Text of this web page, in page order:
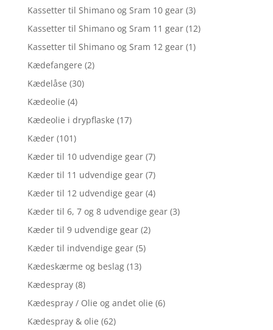
Kassetter til Shimano og Sram 10 gear (3)
Kassetter til Shimano og Sram 11 gear (12)
Kassetter til Shimano og Sram 12 gear (1)
Kædefangere (2)
Kædelåse (30)
Kædeolie (4)
Kædeolie i drypflaske (17)
Kæder (101)
Kæder til 10 udvendige gear (7)
Kæder til 11 udvendige gear (7)
Kæder til 12 udvendige gear (4)
Kæder til 6, 7 og 8 udvendige gear (3)
Kæder til 9 udvendige gear (2)
Kæder til indvendige gear (5)
Kædeskærme og beslag (13)
Kædespray (8)
Kædespray / Olie og andet olie (6)
Kædespray & olie (62)